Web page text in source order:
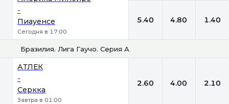
-
Пиауенсе
Сегодня в 17:00
5.40 4.80 1.40
Бразилия. Лига Гаучо. Серия А
АТЛЕК
-
Серкка
Завтра в 01:00
2.60 4.00 2.10